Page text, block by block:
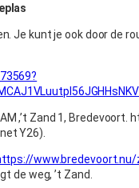
Je kunt je ook door de
,’t Zand 1,
Y26).
de weg, ’t Zand.